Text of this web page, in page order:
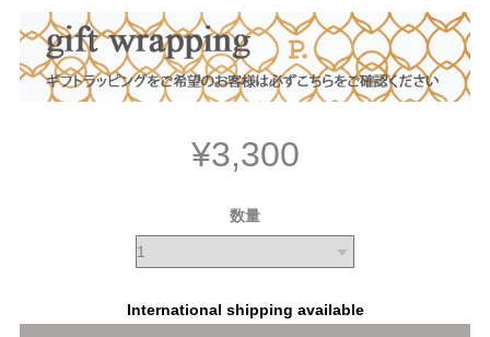
¥3,300
数量
International shipping available